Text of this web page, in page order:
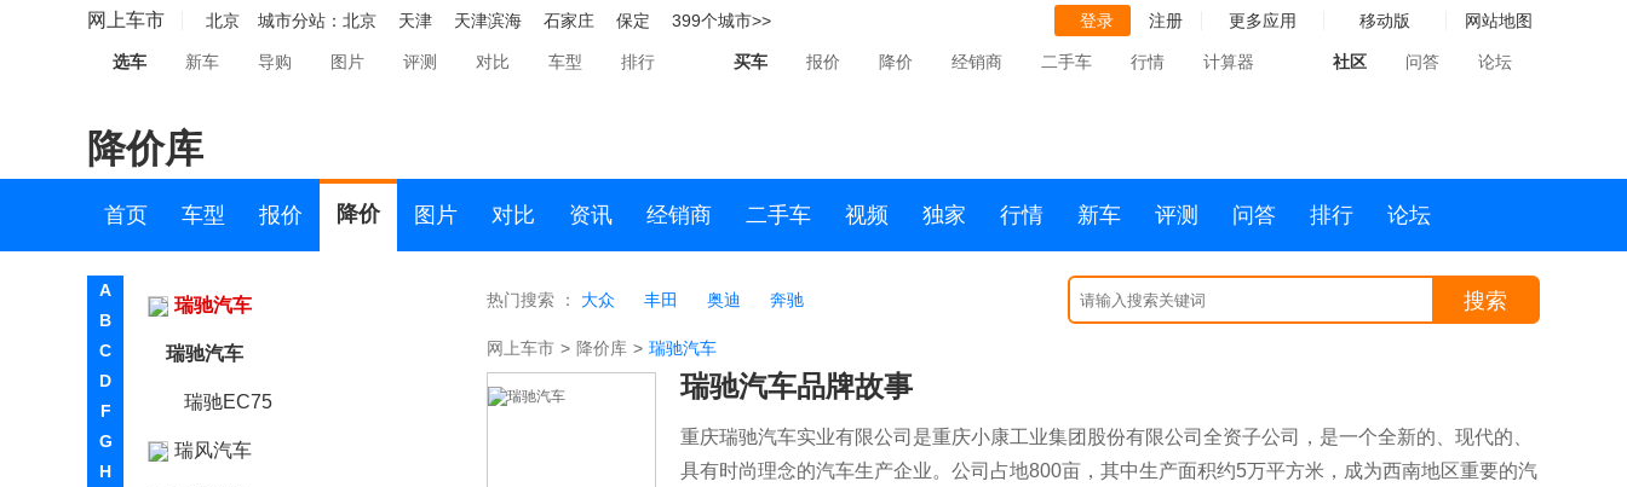
网上车市 北京 城市分站： 北京 天津 天津滨海 石家庄 保定 399个城市>> 登录 注册 更多应用 移动版 网站地图
选车 新车 导购 图片 评测 对比 车型 排行 买车 报价 降价 经销商 二手车 行情 计算器 社区 问答 论坛
降价库
首页 车型 报价 降价 图片 对比 资讯 经销商 二手车 视频 独家 行情 新车 评测 问答 排行 论坛
A
B
C
D
F
G
H
奇瑞新能源
起亚
RAM
日产
荣威
瑞驰汽车
瑞驰汽车
瑞驰EC75
瑞风汽车
热门搜索 ： 大众 丰田 奥迪 奔驰 搜索
网上车市 > 降价库 > 瑞驰汽车
瑞驰汽车品牌故事
重庆瑞驰汽车实业有限公司是重庆小康工业集团股份有限公司全资子公司，是一个全新的、现代的、
具有时尚理念的汽车生产企业。公司占地800亩，其中生产面积约5万平方米，成为西南地区重要的汽